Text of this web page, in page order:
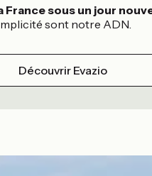
France sous un jour
sont notre ADN.
Découvrir Evazio